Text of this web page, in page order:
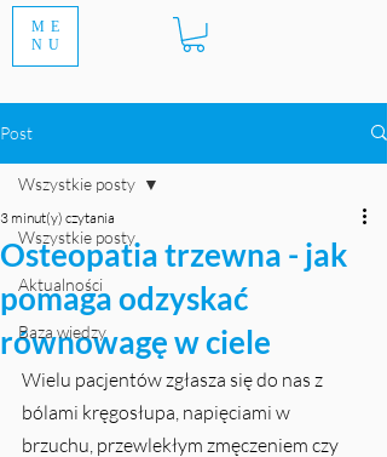
ME
NU
Post
Wszystkie posty
Aktualności
Baza wiedzy
Wszystkie posty
Osteopatia trzewna - jak
pomaga odzyskać
równowagę w ciele
3 minut(y) czytania
Wielu pacjentów zgłasza się do nas z
bólami kręgosłupa, napięciami w
brzuchu, przewlekłym zmęczeniem czy